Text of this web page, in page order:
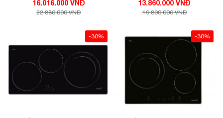
16.016.000 VNĐ
22.880.000 VNĐ
13.860.000 VNĐ
19.800.000 VNĐ
-30% -30%